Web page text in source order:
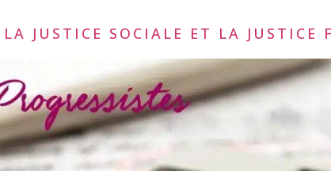
JUSTICE SOCIALE ET LA JUSTICE